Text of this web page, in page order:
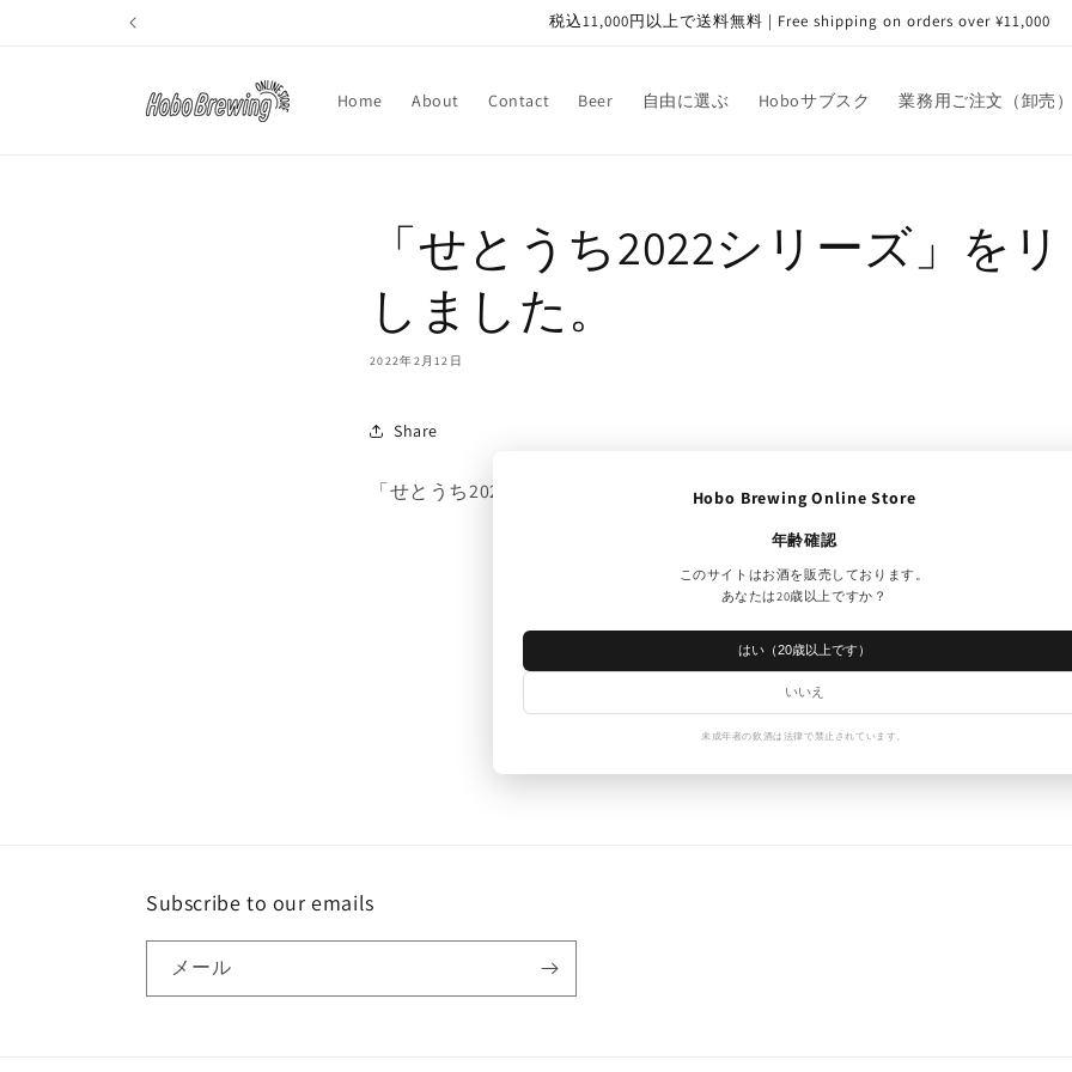
税込11,000円以上で送料無料 | Free shipping on orders over ¥11,000
Home About Contact Beer 自由に選ぶ Hoboサブスク 業務用ご注文（卸売）
「せとうち2022シリーズ」を
しました。
2022年2月12日
Share
「せとうち2022シリーズ」をリリースしました。
ブログに戻る
Subscribe to our emails
メール
Hobo Brewing Online Store
年齢確認
このサイトはお酒を販売しております。
あなたは20歳以上ですか？
はい（20歳以上です）
いいえ
未成年者の飲酒は法律で禁止されています。